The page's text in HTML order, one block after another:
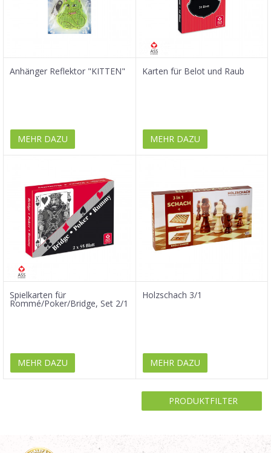
Anhänger Reflektor "KITTEN"
MEHR DAZU
Karten für Belot und Raub
MEHR DAZU
Spielkarten für
Rommé/Poker/Bridge, Set 2/1
MEHR DAZU
Holzschach 3/1
MEHR DAZU
PRODUKTFILTER